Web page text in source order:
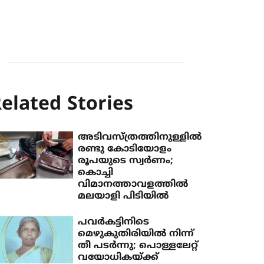
Stories
അടിവസ്ത്രത്തിനുള്ളില്‍
രണ്ടു കോടിയോളം
രൂപയുടെ സ്വര്‍ണം;
കൊച്ചി
വിമാനത്താവളത്തില്‍
മലയാളി പിടിയില്‍
പവർകട്ടിനിടെ
മെഴുകുതിരിയിൽ നിന്ന്
തീ പടർന്നു; പൊള്ളലേറ്റ്
വയോധികയ്ക്ക്